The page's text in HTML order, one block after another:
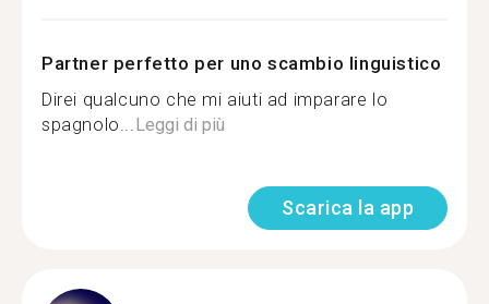
Partner perfetto per uno scambio linguistico
Direi qualcuno che mi aiuti ad imparare lo
spagnolo...Leggi di più
Scarica la app